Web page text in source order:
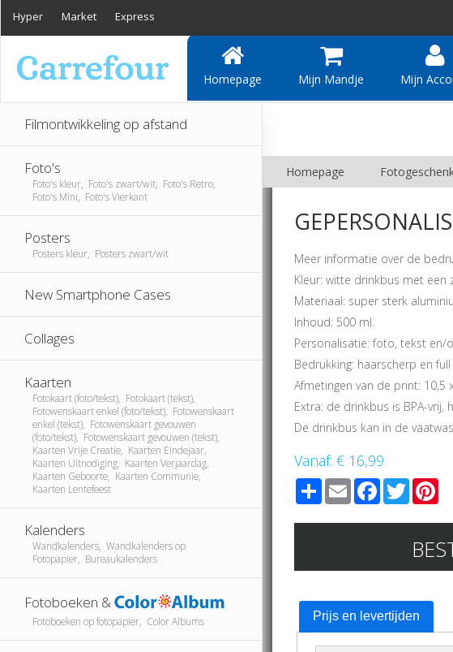
Hyper Market Express
Homepage Mijn Mandje Mijn
Filmontwikkeling op afstand
Foto's
Foto's kleur, Foto's zwart/wit, Foto's Retro,
Foto's Mini, Foto's Vierkant
Posters
Posters kleur, Posters zwart/wit
New Smartphone Cases
Collages
Kaarten
Fotokaart (foto/tekst), Fotokaart (tekst),
Fotowenskaart enkel (foto/tekst), Fotowenskaart
enkel (tekst), Fotowenskaart gevouwen
(foto/tekst), Fotowenskaart gevouwen (tekst),
Kaarten Vrije Creatie, Kaarten Eindejaar,
Kaarten Uitnodiging, Kaarten Verjaardag,
Kaarten Geboorte, Kaarten Communie,
Kaarten Lentefeest
Kalenders
Wandkalenders, Wandkalenders op
Fotopapier, Bureaukalenders
Fotoboeken &
Fotoboeken op fotopapier, Color Albums
Homepage
Meer informatie over de
Kleur: witte drinkbus met een
Materiaal: super sterk
Inhoud: 500 ml.
Personalisatie: foto, tekst en/
Bedrukking: haarscherp en
Afmetingen van de print: 10,5
Extra: de drinkbus is BPA-vrij,
De drinkbus kan in de
Vanaf: € 16,99
ShareEmailFacebook
Twitter
Prijs en levertijden